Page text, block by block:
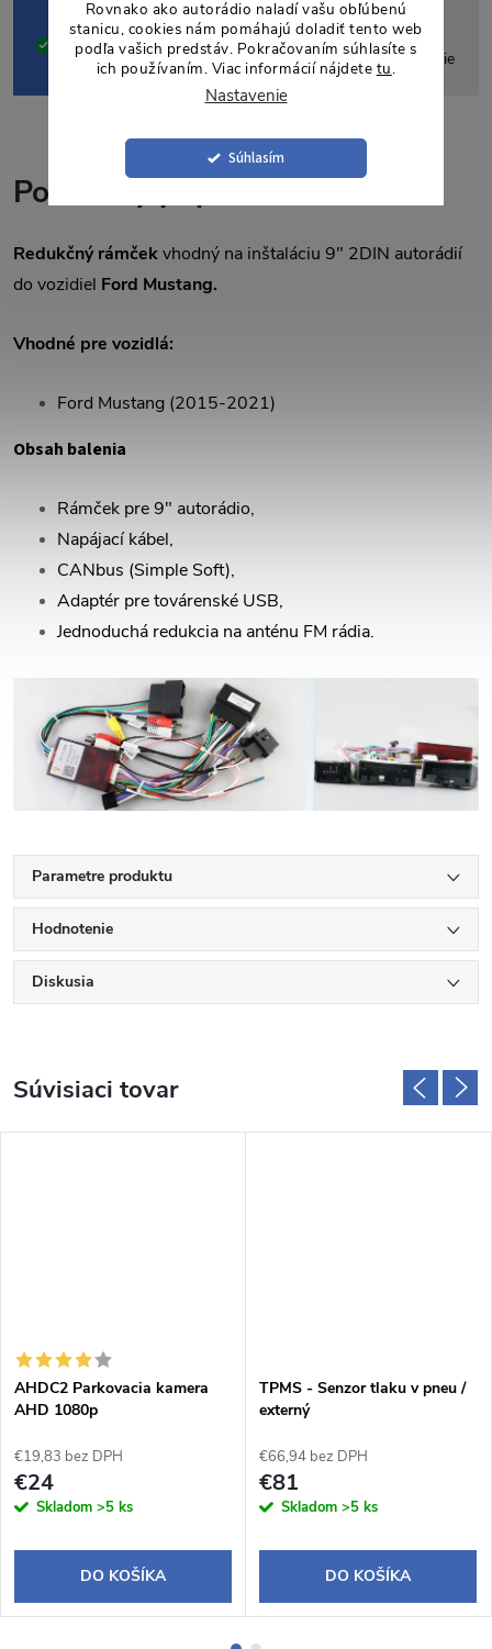
Rovnako ako autorádio naladí vašu obľúbenú
stanicu, cookies nám pomáhajú doladiť tento web
podľa vašich predstáv. Pokračovaním súhlasíte s
ich používaním. Viac informácií nájdete tu.
Nastavenie
Súhlasím
14 dní na vrátenie v
SK, peniaze späť na
Komplikované, drahé
poštovné späť do Ázie
Podrobný popis
Redukčný rámčekvhodný na inštaláciu 9" 2DIN autorádií
do vozidiel Ford Mustang.
Vhodné pre vozidlá:
Ford Mustang (2015-2021)
Obsah balenia
Rámček pre 9" autorádio,
Napájací kábel,
CANbus (Simple Soft),
Adaptér pre továrenské USB,
Jednoduchá redukcia na anténu FM rádia.
Parametre produktu
Hodnotenie
Diskusia
Súvisiaci tovar
AHDC2 Parkovacia kamera
AHD 1080p
€19,83 bez DPH
€24
Skladom >5 ks
DO KOŠÍKA
TPMS - Senzor tlaku v pneu /
externý
€66,94 bez DPH
€81
Skladom >5 ks
DO KOŠÍKA